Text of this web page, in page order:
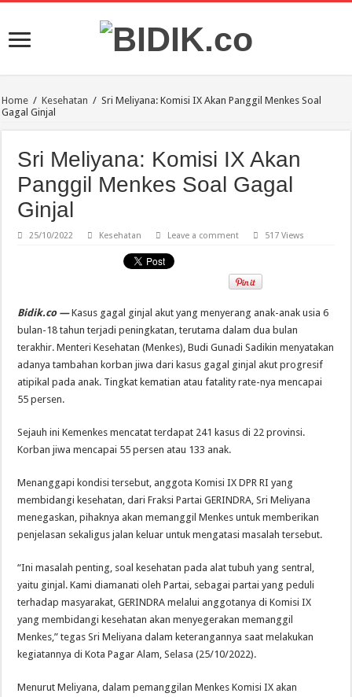
Home / Kesehatan / Sri Meliyana: Komisi IX Akan Panggil Menkes Soal
Gagal Ginjal
Sri Meliyana: Komisi IX Akan
Panggil Menkes Soal Gagal
Ginjal
25/10/2022 Kesehatan Leave a comment 517 Views
Bidik.co — Kasus gagal ginjal akut yang menyerang anak-anak usia 6
bulan-18 tahun terjadi peningkatan, terutama dalam dua bulan
terakhir. Menteri Kesehatan (Menkes), Budi Gunadi Sadikin menyatakan
adanya tambahan korban jiwa dari kasus gagal ginjal akut progresif
atipikal pada anak. Tingkat kematian atau fatality rate-nya mencapai
55 persen.
Sejauh ini Kemenkes mencatat terdapat 241 kasus di 22 provinsi.
Korban jiwa mencapai 55 persen atau 133 anak.
Menanggapi kondisi tersebut, anggota Komisi IX DPR RI yang
membidangi kesehatan, dari Fraksi Partai GERINDRA, Sri Meliyana
menegaskan, pihaknya akan memanggil Menkes untuk memberikan
penjelasan sekaligus jalan keluar untuk mengatasi masalah tersebut.
“Ini masalah penting, soal kesehatan pada alat tubuh yang sentral,
yaitu ginjal. Kami diamanati oleh Partai, sebagai partai yang peduli
terhadap masyarakat, GERINDRA melalui anggotanya di Komisi IX
yang membidangi kesehatan akan menyegerakan memanggil
Menkes,” tegas Sri Meliyana dalam keterangannya saat melakukan
kegiatannya di Kota Pagar Alam, Selasa (25/10/2022).
Menurut Meliyana, dalam pemanggilan Menkes Komisi IX akan